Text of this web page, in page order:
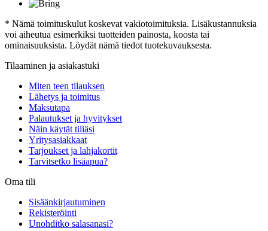
* Nämä toimituskulut koskevat vakiotoimituksia. Lisäkustannuksia
voi aiheutua esimerkiksi tuotteiden painosta, koosta tai
ominaisuuksista. Löydät nämä tiedot tuotekuvauksesta.
Tilaaminen ja asiakastuki
Miten teen tilauksen
Lähetys ja toimitus
Maksutapa
Palautukset ja hyvitykset
Näin käytät tiliäsi
Yritysasiakkaat
Tarjoukset ja lahjakortit
Tarvitsetko lisäapua?
Oma tili
Sisäänkirjautuminen
Rekisteröinti
Unohditko salasanasi?